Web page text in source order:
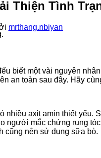
Thiện Tình
mrthang.nbiyan
biết một vài nguyên
an toàn sau đây. Hãy
nhiều axit amin thiết yếu.
người mắc chứng rụng
cũng nên sử dụng sữa bò.